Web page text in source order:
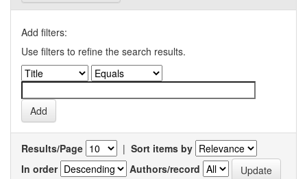
Add filters:
Use filters to refine the search results.
Results/Page | Sort items by
In order
Authors/record